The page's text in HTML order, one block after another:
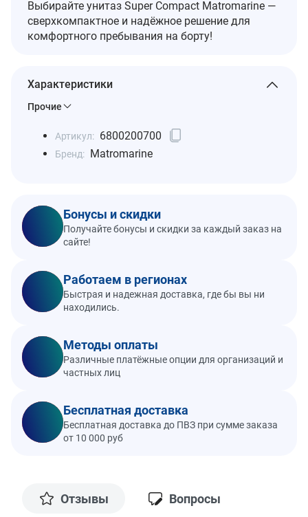
Выбирайте унитаз Super Compact Matromarine —
сверхкомпактное и надёжное решение для
комфортного пребывания на борту!
Характеристики
Прочие
Артикул: 6800200700
Бренд: Matromarine
Бонусы и скидки
Получайте бонусы и скидки за каждый заказ на
сайте!
Работаем в регионах
Быстрая и надежная доставка, где бы вы ни
находились.
Методы оплаты
Различные платёжные опции для организаций и
частных лиц
Бесплатная доставка
Бесплатная доставка до ПВЗ при сумме заказа
от 10 000 руб
Отзывы Вопросы